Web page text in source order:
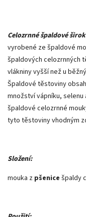
Celozrnné špaldové
vyrobené ze špaldové
špaldových celozrnných
vlákniny vyšší než u
Špaldové těstoviny
množství vápníku, selenu
špaldové celozrnné
tyto těstoviny vhodným
Složení:
mouka z pšenice špaldy